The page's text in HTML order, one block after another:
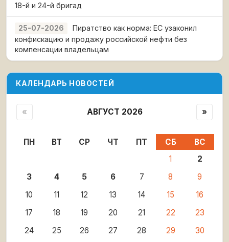
18-й и 24-й бригад
25-07-2026
Пиратство как норма: ЕС узаконил
конфискацию и продажу российской нефти без
компенсации владельцам
КАЛЕНДАРЬ НОВОСТЕЙ
« АВГУСТ 2026 »
ПН ВТ СР ЧТ ПТ СБ
ВС
1
2
3
4 5 6 7 8
9
10
11 12 13 14 15
16
17
18 19 20 21 22
23
24
25 26 27 28 29
30